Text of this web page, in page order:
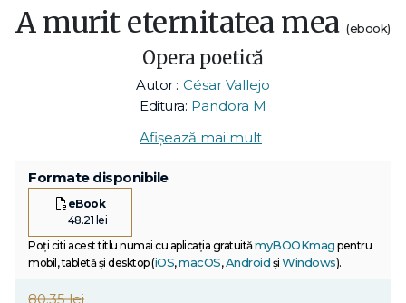
A murit eternitatea mea(ebook)
Opera poetică
Autor : César Vallejo
Editura: Pandora M
Afișează mai mult
Formate disponibile
eBook
48.21 lei
Poți citi acest titlu numai cu aplicația gratuitămyBOOKmag pentru
mobil, tabletă și desktop (iOS,macOS,Android și Windows).
80.35 lei